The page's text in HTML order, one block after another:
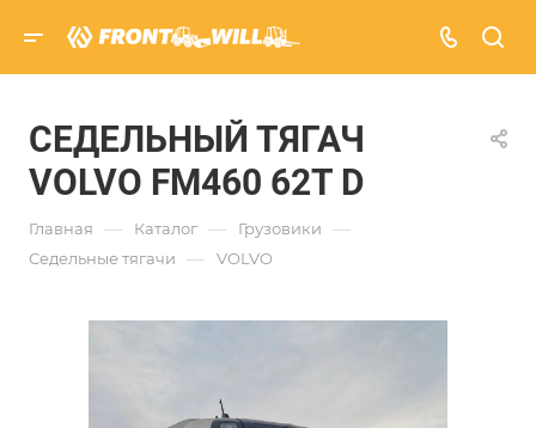
СЕДЕЛЬНЫЙ ТЯГАЧ
VOLVO FM460 62T D
Главная — Каталог — Грузовики —
Седельные тягачи — VOLVO